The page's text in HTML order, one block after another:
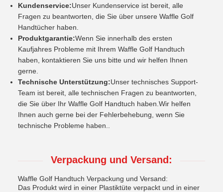
Kundenservice:Unser Kundenservice ist bereit, alle
Fragen zu beantworten, die Sie über unsere Waffle Golf
Handtücher haben.
Produktgarantie:Wenn Sie innerhalb des ersten
Kaufjahres Probleme mit Ihrem Waffle Golf Handtuch
haben, kontaktieren Sie uns bitte und wir helfen Ihnen
gerne.
Technische Unterstützung:Unser technisches Support-
Team ist bereit, alle technischen Fragen zu beantworten,
die Sie über Ihr Waffle Golf Handtuch haben.Wir helfen
Ihnen auch gerne bei der Fehlerbehebung, wenn Sie
technische Probleme haben..
Verpackung und Versand:
Waffle Golf Handtuch Verpackung und Versand:
Das Produkt wird in einer Plastiktüte verpackt und in einer